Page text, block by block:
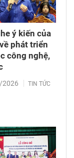
ý kiến của
phát triển
công nghệ,
TIN TỨC